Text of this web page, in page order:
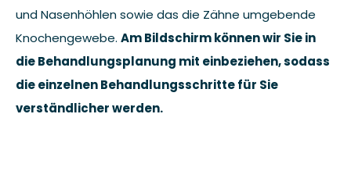
und Nasenhöhlen sowie das die Zähne umgebende
Knochengewebe. Am Bildschirm können wir Sie in
die Behandlungsplanung mit einbeziehen, sodass
die einzelnen Behandlungsschritte für Sie
verständlicher werden.